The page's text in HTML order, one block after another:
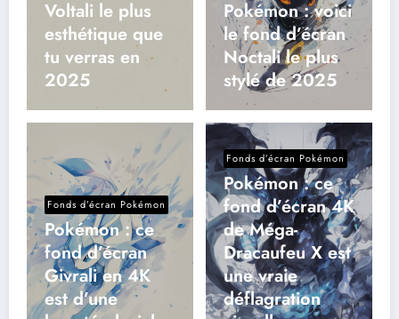
Voltali le plus
esthétique que
tu verras en
2025
Pokémon : voici
le fond d’écran
Noctali le plus
stylé de 2025
Fonds d’écran Pokémon
Pokémon : ce
fond d’écran
Givrali en 4K
est d’une
Fonds d’écran Pokémon
Pokémon : ce
fond d’écran 4K
de Méga-
Dracaufeu X est
une vraie
déflagration